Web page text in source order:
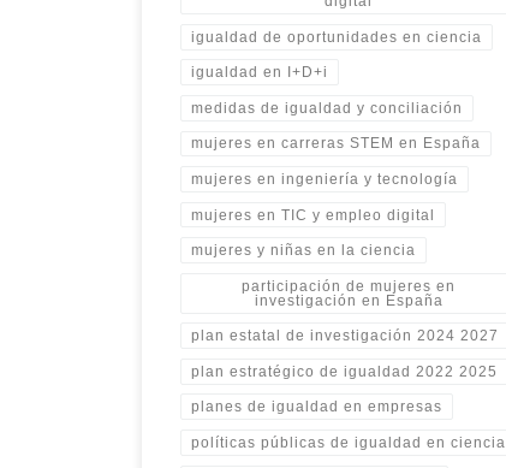
igualdad de oportunidades en ciencia
igualdad en I+D+i
medidas de igualdad y conciliación
mujeres en carreras STEM en España
mujeres en ingeniería y tecnología
mujeres en TIC y empleo digital
mujeres y niñas en la ciencia
participación de mujeres en
investigación en España
plan estatal de investigación 2024 2027
plan estratégico de igualdad 2022 2025
planes de igualdad en empresas
políticas públicas de igualdad en ciencia